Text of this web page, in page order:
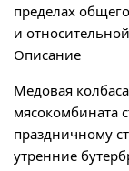
пределах
и
Описание
Медовая
мясокомбината
праздничному
утренние